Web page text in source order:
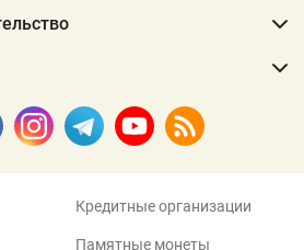
Кредитные организации
Памятные монеты